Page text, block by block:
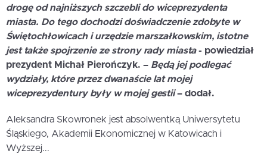
drogę od najniższych szczebli do wiceprezydenta
miasta. Do tego dochodzi doświadczenie zdobyte w
Świętochłowicach i urzędzie marszałkowskim, istotne
jest także spojrzenie ze strony rady miasta- powiedział
prezydent Michał Pierończyk. – Będą jej podlegać
wydziały, które przez dwanaście lat mojej
wiceprezydentury były w mojej gestii– dodał.
Aleksandra Skowronek jest absolwentką Uniwersytetu
Śląskiego, Akademii Ekonomicznej w Katowicach i
Wyższej...